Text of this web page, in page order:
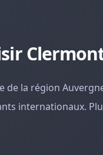
de la région
internationaux.